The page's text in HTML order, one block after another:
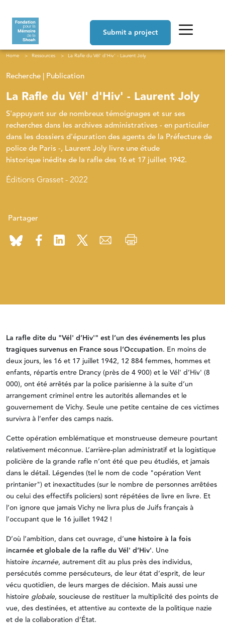
Submit a project
Breadcrumb
Home Ressources La Rafle du Vél' d'Hiv' - Laurent Joly
Recherche | Publication
La Rafle du Vél' d'Hiv' - Laurent Joly
S'appuyant sur de nombreux témoignages et sur ses
recherches dans les archives administratives - en particulier
dans les dossiers d'épuration des agents de la Préfecture de
police de Paris -, Laurent Joly livre une étude
historique inédite de la rafle des 16 et 17 juillet 1942.
Éditions Grasset - 2022
Partager
La rafle dite du "Vél' d’Hiv'" est l’un des événements les plus
tragiques survenus en France sous l’Occupation. En moins de
deux jours, les 16 et 17 juillet 1942, 12 884 femmes, hommes et
enfants, répartis entre Drancy (près de 4 900) et le Vél' d’Hiv' (8
000), ont été arrêtés par la police parisienne à la suite d’un
arrangement criminel entre les autorités allemandes et le
gouvernement de Vichy. Seule une petite centaine de ces victimes
survivra à l’enfer des camps nazis.
Cette opération emblématique et monstrueuse demeure pourtant
relativement méconnue. L’arrière-plan administratif et la logistique
policière de la grande rafle n’ont été que peu étudiés, et jamais
dans le détail. Légendes (tel le nom de code "opération Vent
printanier") et inexactitudes (sur le nombre de personnes arrêtées
ou celui des effectifs policiers) sont répétées de livre en livre. Et
l’on ignore que jamais Vichy ne livra plus de Juifs français à
l’occupant que le 16 juillet 1942 !
D’où l’ambition, dans cet ouvrage, d’une histoire à la fois
incarnée et globale de la rafle du Vél' d’Hiv'. Une
histoire incarnée, autrement dit au plus près des individus,
persécutés comme persécuteurs, de leur état d’esprit, de leur
vécu quotidien, de leurs marges de décision. Mais aussi une
histoireglobale, soucieuse de restituer la multiplicité des points de
vue, des destinées, et attentive au contexte de la politique nazie
et de la collaboration d’État.